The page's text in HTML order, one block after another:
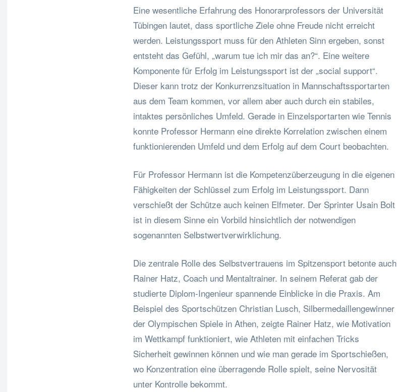
Eine wesentliche Erfahrung des Honorarprofessors der Universität
Tübingen lautet, dass sportliche Ziele ohne Freude nicht erreicht
werden. Leistungssport muss für den Athleten Sinn ergeben, sonst
entsteht das Gefühl, „warum tue ich mir das an?“. Eine weitere
Komponente für Erfolg im Leistungssport ist der „social support“.
Dieser kann trotz der Konkurrenzsituation in Mannschaftssportarten
aus dem Team kommen, vor allem aber auch durch ein stabiles,
intaktes persönliches Umfeld. Gerade in Einzelsportarten wie Tennis
konnte Professor Hermann eine direkte Korrelation zwischen einem
funktionierenden Umfeld und dem Erfolg auf dem Court beobachten.
Für Professor Hermann ist die Kompetenzüberzeugung in die eigenen
Fähigkeiten der Schlüssel zum Erfolg im Leistungssport. Dann
verschießt der Schütze auch keinen Elfmeter. Der Sprinter Usain Bolt
ist in diesem Sinne ein Vorbild hinsichtlich der notwendigen
sogenannten Selbstwertverwirklichung.
Die zentrale Rolle des Selbstvertrauens im Spitzensport betonte auch
Rainer Hatz, Coach und Mentaltrainer. In seinem Referat gab der
studierte Diplom-Ingenieur spannende Einblicke in die Praxis. Am
Beispiel des Sportschützen Christian Lusch, Silbermedaillengewinner
der Olympischen Spiele in Athen, zeigte Rainer Hatz, wie Motivation
im Wettkampf funktioniert, wie Athleten mit einfachen Tricks
Sicherheit gewinnen können und wie man gerade im Sportschießen,
wo Konzentration eine überragende Rolle spielt, seine Nervosität
unter Kontrolle bekommt.